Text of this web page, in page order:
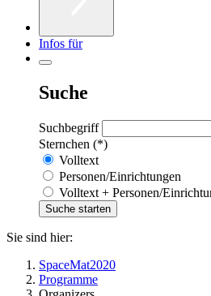
Infos für
Suche
Suchbegriff
Sternchen (*)
Volltext
Personen/Einrichtungen
Volltext + Personen/
Sie sind hier:
SpaceMat2020
Programme